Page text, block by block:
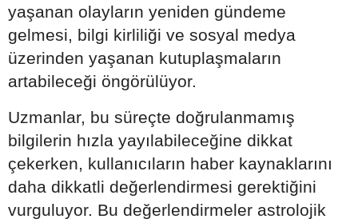
yaşanan olayların yeniden gündeme
gelmesi, bilgi kirliliği ve sosyal medya
üzerinden yaşanan kutuplaşmaların
artabileceği öngörülüyor.
Uzmanlar, bu süreçte doğrulanmamış
bilgilerin hızla yayılabileceğine dikkat
çekerken, kullanıcıların haber kaynaklarını
daha dikkatli değerlendirmesi gerektiğini
vurguluyor. Bu değerlendirmeler astrolojik